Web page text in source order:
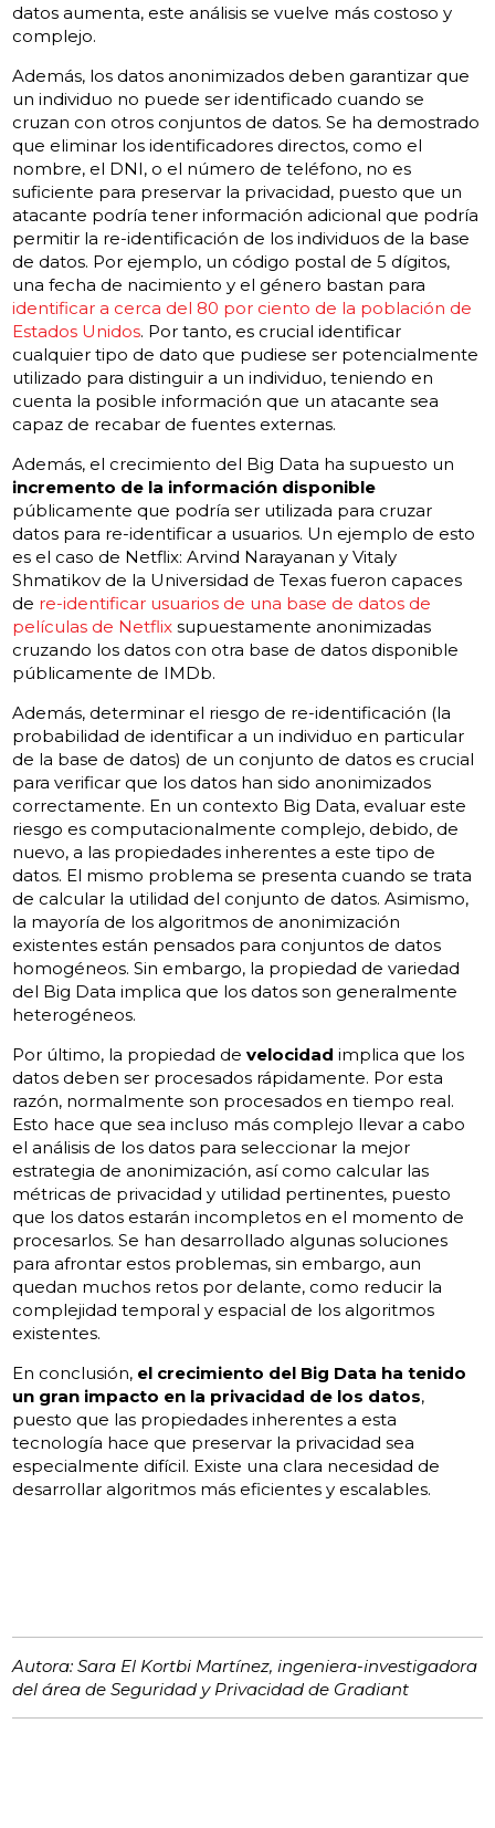
datos aumenta, este análisis se vuelve más costoso y
complejo.
Además, los datos anonimizados deben garantizar que
un individuo no puede ser identificado cuando se
cruzan con otros conjuntos de datos. Se ha demostrado
que eliminar los identificadores directos, como el
nombre, el DNI, o el número de teléfono, no es
suficiente para preservar la privacidad, puesto que un
atacante podría tener información adicional que podría
permitir la re-identificación de los individuos de la base
de datos. Por ejemplo, un código postal de 5 dígitos,
una fecha de nacimiento y el género bastan para
identificar a cerca del 80 por ciento de la población de
Estados Unidos. Por tanto, es crucial identificar
cualquier tipo de dato que pudiese ser potencialmente
utilizado para distinguir a un individuo, teniendo en
cuenta la posible información que un atacante sea
capaz de recabar de fuentes externas.
Además, el crecimiento del Big Data ha supuesto un
incremento de la información disponible
públicamente que podría ser utilizada para cruzar
datos para re-identificar a usuarios. Un ejemplo de esto
es el caso de Netflix: Arvind Narayanan y Vitaly
Shmatikov de la Universidad de Texas fueron capaces
de re-identificar usuarios de una base de datos de
películas de Netflix supuestamente anonimizadas
cruzando los datos con otra base de datos disponible
públicamente de IMDb.
Además, determinar el riesgo de re-identificación (la
probabilidad de identificar a un individuo en particular
de la base de datos) de un conjunto de datos es crucial
para verificar que los datos han sido anonimizados
correctamente. En un contexto Big Data, evaluar este
riesgo es computacionalmente complejo, debido, de
nuevo, a las propiedades inherentes a este tipo de
datos. El mismo problema se presenta cuando se trata
de calcular la utilidad del conjunto de datos. Asimismo,
la mayoría de los algoritmos de anonimización
existentes están pensados para conjuntos de datos
homogéneos. Sin embargo, la propiedad de variedad
del Big Data implica que los datos son generalmente
heterogéneos.
Por último, la propiedad develocidad implica que los
datos deben ser procesados rápidamente. Por esta
razón, normalmente son procesados en tiempo real.
Esto hace que sea incluso más complejo llevar a cabo
el análisis de los datos para seleccionar la mejor
estrategia de anonimización, así como calcular las
métricas de privacidad y utilidad pertinentes, puesto
que los datos estarán incompletos en el momento de
procesarlos. Se han desarrollado algunas soluciones
para afrontar estos problemas, sin embargo, aun
quedan muchos retos por delante, como reducir la
complejidad temporal y espacial de los algoritmos
existentes.
En conclusión, el crecimiento del Big Data ha tenido
un gran impacto en la privacidad de los datos,
puesto que las propiedades inherentes a esta
tecnología hace que preservar la privacidad sea
especialmente difícil. Existe una clara necesidad de
desarrollar algoritmos más eficientes y escalables.
Autora: Sara El Kortbi Martínez, ingeniera-investigadora
del área de Seguridad y Privacidad de Gradiant